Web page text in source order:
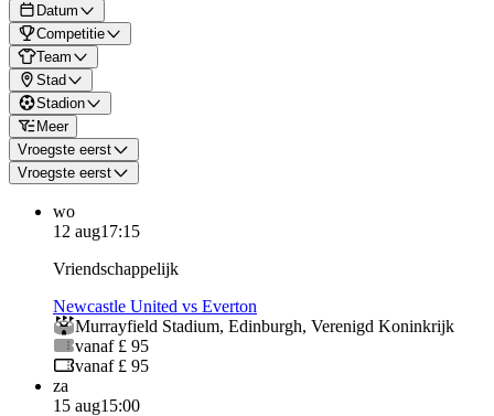
Datum
Competitie
Team
Stad
Stadion
Meer
Vroegste eerst
Vroegste eerst
wo
12 aug17:15
Vriendschappelijk
Newcastle United vs Everton
Murrayfield Stadium, Edinburgh, Verenigd Koninkrijk
vanaf £ 95
vanaf £ 95
za
15 aug15:00